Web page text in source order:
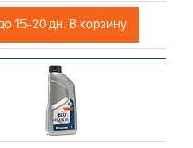
Husqvarna
Husqvarna
Husqvarna
Husqvarna
Husqvarna
Husqvarna
Поставка из РФ или EU до 15-20 дн. В корзину